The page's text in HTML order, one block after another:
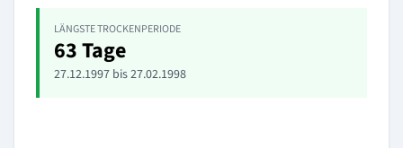
LÄNGSTE TROCKENPERIODE
63 Tage
27.12.1997 bis 27.02.1998